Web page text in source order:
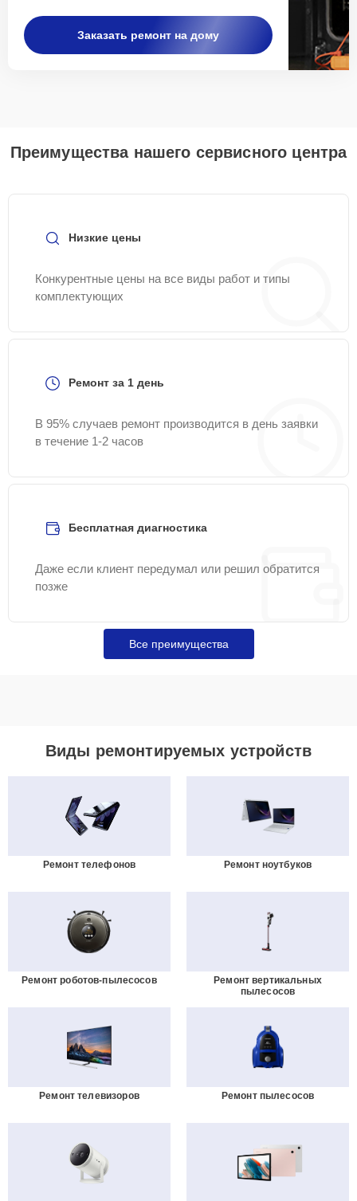
Заказать ремонт на дому
Преимущества нашего сервисного центра
Низкие цены
Конкурентные цены на все виды работ и типы
комплектующих
Ремонт за 1 день
В 95% случаев ремонт производится в день заявки
в течение 1-2 часов
Бесплатная диагностика
Даже если клиент передумал или решил обратится
позже
Все преимущества
Виды ремонтируемых устройств
Ремонт телефонов Ремонт ноутбуков
Ремонт роботов-пылесосов
Ремонт вертикальных
пылесосов
Ремонт телевизоров Ремонт пылесосов